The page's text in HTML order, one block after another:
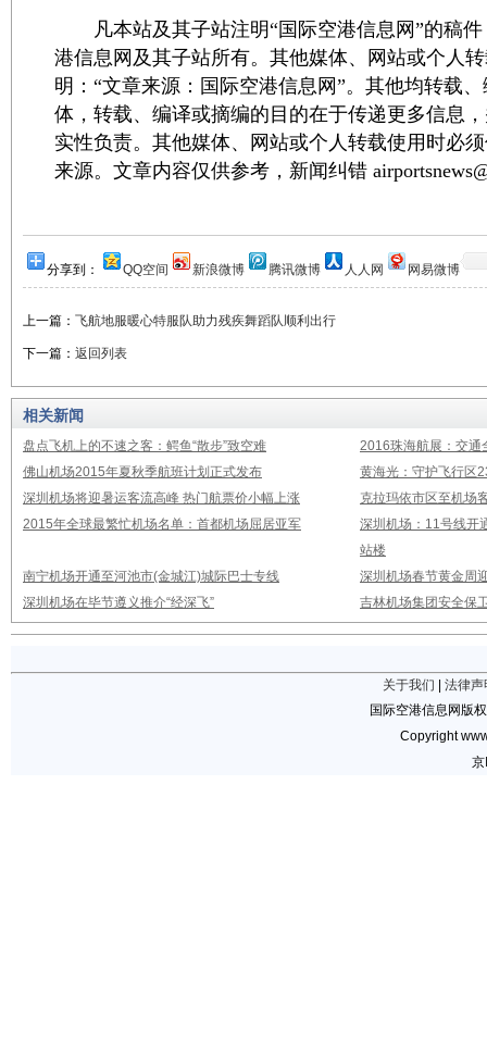
凡本站及其子站注明“国际空港信息网”的稿件
港信息网及其子站所有。其他媒体、网站或个人
明：“文章来源：国际空港信息网”。其他均转载
体，转载、编译或摘编的目的在于传递更多信息
实性负责。其他媒体、网站或个人转载使用时必
来源。文章内容仅供参考，新闻纠错
分享到： QQ空间 新浪微博 腾讯微博 人人网 网易微博
上一篇： 飞航地服暖心特服队助力残疾舞蹈队顺利出行
下一篇： 返回列表
相关新闻
盘点飞机上的不速之客：鳄鱼“散步”致空难
2016珠海航展：交通
佛山机场2015年夏秋季航班计划正式发布
黄海光：守护飞行区
深圳机场将迎暑运客流高峰 热门航票价小幅上涨
克拉玛依市区至机场
2015年全球最繁忙机场名单：首都机场屈居亚军
深圳机场：11号线开
站楼
南宁机场开通至河池市(金城江)城际巴士专线
深圳机场春节黄金周
深圳机场在毕节遵义推介“经深飞”
吉林机场集团安全保
关于我们
法律声
国际空港信息网版
Copyright